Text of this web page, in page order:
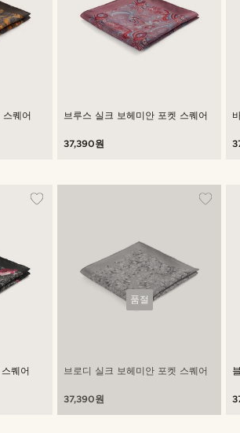
퀘어 브루스 실크 보헤미안 포켓 스퀘어
37,390원
퀘어
품절
브로디 실크 보헤미안 포켓 스퀘어
37,390원